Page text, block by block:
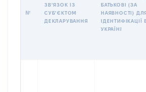
№
ЗВʼЯЗОК ІЗ
СУБʼЄКТОМ
ДЕКЛАРУВАННЯ
БАТЬКОВІ (ЗА
НАЯВНОСТІ)
ІДЕНТИФІКАЦІЇ
УКРАЇНІ